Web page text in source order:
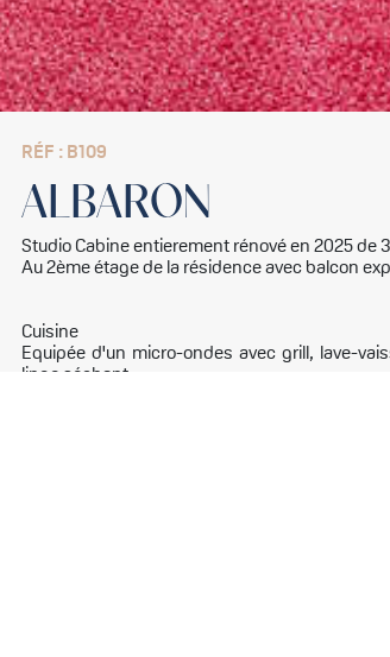
RÉF : B109
ALBARON
Studio Cabine entierement rénové en 2025 de
Au 2ème étage de la résidence avec balcon
Cuisine
Equipée d'un micro-ondes avec grill, lave-
linge séchant